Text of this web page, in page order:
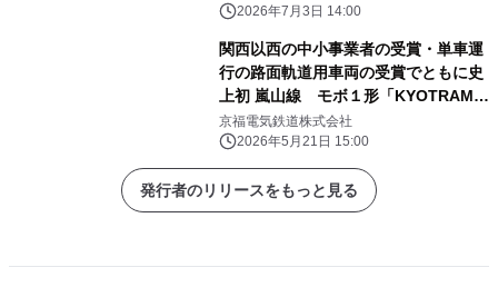
2026年7月3日 14:00
関西以西の中小事業者の受賞・単車運
行の路面軌道用車両の受賞でともに史
上初 嵐山線 モボ１形「KYOTRAM」
が「２０２６年 ブルーリボン賞」を受
賞
京福電気鉄道株式会社
2026年5月21日 15:00
発行者のリリースをもっと見る